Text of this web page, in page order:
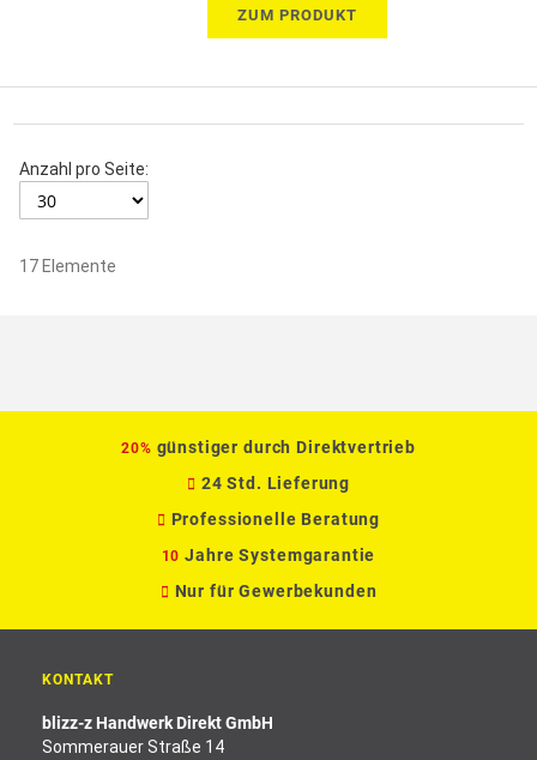
ZUM PRODUKT
Anzahl pro Seite:
17 Elemente
20% günstiger durch Direktvertrieb
24 Std. Lieferung
Professionelle Beratung
10 Jahre Systemgarantie
Nur für Gewerbekunden
KONTAKT
blizz-z Handwerk Direkt GmbH
Sommerauer Straße 14